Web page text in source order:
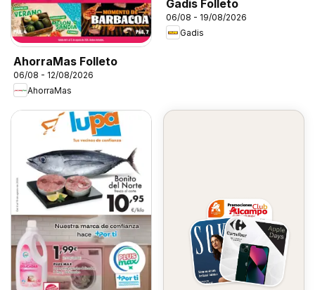
AhorraMas Folleto
06/08 - 12/08/2026
AhorraMas
Gadis Folleto
06/08 - 19/08/2026
Gadis